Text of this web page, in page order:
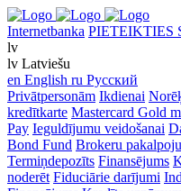
Internetbanka PIETEIKTIES
lv
lv Latviešu
en English ru Русский
Privātpersonām Ikdienai
kredītkarte Mastercard Gold
Pay Ieguldījumu veidošanai
Bond Fund Brokeru
Termiņdepozīts Finansējums
noderēt Fiduciārie darījumi